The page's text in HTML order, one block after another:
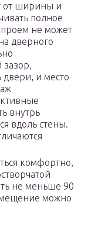
от ширины и
полное
проем не может
дверного
зазор,
двери, и место
внутрь
вдоль стены.
комфортно,
не меньше 90
можно